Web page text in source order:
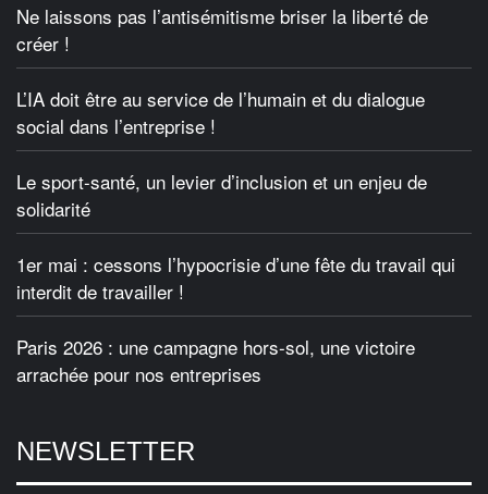
Ne laissons pas l’antisémitisme briser la liberté de
créer !
L’IA doit être au service de l’humain et du dialogue
social dans l’entreprise !
Le sport-santé, un levier d’inclusion et un enjeu de
solidarité
1er mai : cessons l’hypocrisie d’une fête du travail qui
interdit de travailler !
Paris 2026 : une campagne hors-sol, une victoire
arrachée pour nos entreprises
NEWSLETTER